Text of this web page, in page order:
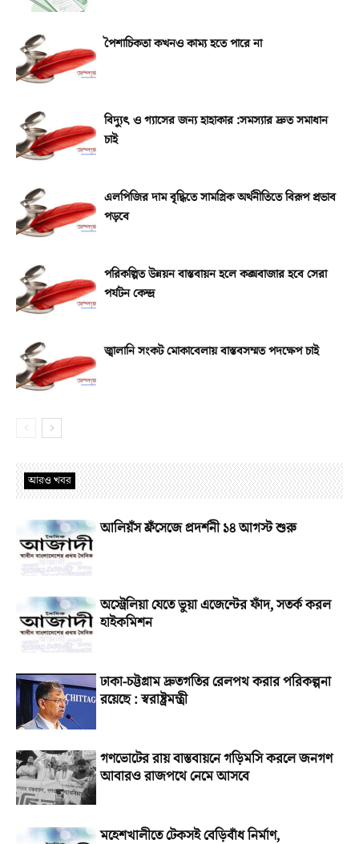
পৈশাচিকতা কখনও কাম্য হতে পারে না
বিদ্যুৎ ও গ্যাসের জন্য হাহাকার :সমস্যার দ্রুত সমাধান
চাই
এলপিজির দাম বৃদ্ধিতে সামগ্রিক অর্থনীতিতে বিরূপ প্রভাব
পড়বে
পরিকল্পিত উন্নয়ন বাস্তবায়ন হলে কক্সবাজার হবে সেরা
পর্যটন কেন্দ্র
জ্বালানি সংকট মোকাবেলায় বাস্তবসম্মত পদক্ষেপ চাই
আরও খবর
আলিয়ঁস ফ্রঁসেজে প্রদর্শনী ১৪ আগস্ট শুরু
অস্ট্রেলিয়া যেতে ভুয়া এজেন্টের ফাঁদ, সতর্ক করল
হাইকমিশন
ঢাকা-চট্টগ্রাম দ্রুতগতির রেলপথ করার পরিকল্পনা
রয়েছে : স্বরাষ্ট্রমন্ত্রী
গণভোটের রায় বাস্তবায়নে গড়িমসি করলে জনগণ
আবারও রাজপথে নেমে আসবে
মহেশখালীতে টেকসই বেড়িবাঁধ নির্মাণ,